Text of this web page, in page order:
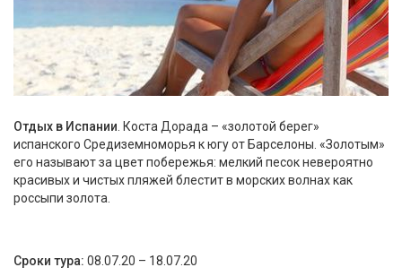
Отдых в Испании . Коста Дорада – «золотой берег»
испанского Средиземноморья к югу от Барселоны. «Золотым»
его называют за цвет побережья: мелкий песок невероятно
красивых и чистых пляжей блестит в морских волнах как
россыпи золота.
Сроки тура: 08.07.20 – 18.07.20